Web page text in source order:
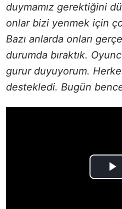
duymamız gerektiğini
onlar bizi yenmek için
Bazı anlarda onları
durumda bıraktık.
gurur duyuyorum.
destekledi. Bugün